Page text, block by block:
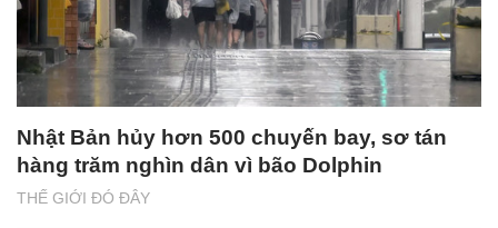
THẾ GIỚI ĐÓ ĐÂY
Nhật Bản hủy hơn 500 chuyến bay, sơ tán
hàng trăm nghìn dân vì bão Dolphin